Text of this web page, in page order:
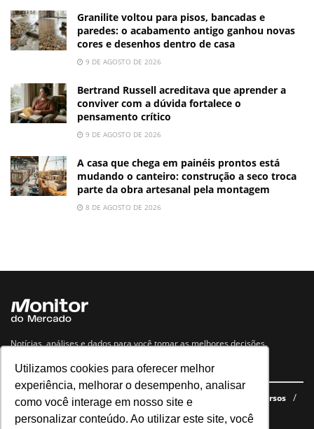
Utilizamos cookies para oferecer melhor
experiência, melhorar o desempenho, analisar
como você interage em nosso site e
personalizar conteúdo. Ao utilizar este site, você
Granilite voltou para pisos, bancadas e
paredes: o acabamento antigo ganhou novas
cores e desenhos dentro de casa
9 DE AGOSTO DE 2026
Bertrand Russell acreditava que aprender a
conviver com a dúvida fortalece o
pensamento crítico
9 DE AGOSTO DE 2026
A casa que chega em painéis prontos está
mudando o canteiro: construção a seco troca
parte da obra artesanal pela montagem
8 DE AGOSTO DE 2026
Notícias, análises e dados para você tomar as melhores decisões.
Navegue no site
Últimas notícias Quem somos E-books gratuitos
Cursos
Política de privacidade